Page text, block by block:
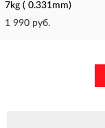
7kg ( 0.331mm)
1 990 руб.